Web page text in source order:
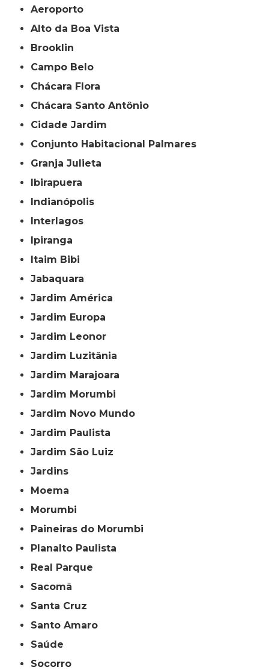
Aeroporto
Alto da Boa Vista
Brooklin
Campo Belo
Chácara Flora
Chácara Santo Antônio
Cidade Jardim
Conjunto Habitacional Palmares
Granja Julieta
Ibirapuera
Indianópolis
Interlagos
Ipiranga
Itaim Bibi
Jabaquara
Jardim América
Jardim Europa
Jardim Leonor
Jardim Luzitânia
Jardim Marajoara
Jardim Morumbi
Jardim Novo Mundo
Jardim Paulista
Jardim São Luiz
Jardins
Moema
Morumbi
Paineiras do Morumbi
Planalto Paulista
Real Parque
Sacomã
Santa Cruz
Santo Amaro
Saúde
Socorro